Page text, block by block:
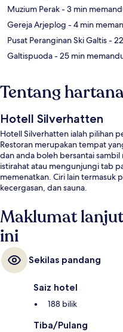
Muzium Perak- 3 min
Gereja Arjeplog - 4 min
Pusat Peranginan Ski Galtis-
Galtispuoda- 25 min
Tentang
Hotell Silverhatten
Hotell Silverhatten ialah pilihan
Restoran merupakan tempat
dan anda boleh bersantai
istirahat atau mengunjungi tab
memenatkan. Ciri lain termasuk
kecergasan, dan sauna.
Maklumat
ini
Sekilas pandang
Saiz hotel
188 bilik
Tiba/Pulang